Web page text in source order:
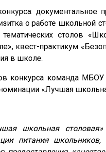
документальное
о работе
столов
квест-практикум
в школе.
конкурса команда
«Лучшая
школьная
питания